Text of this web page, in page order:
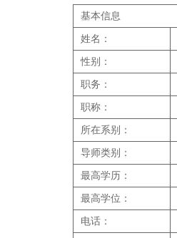
基本信息
姓名：
性别：
职务：
职称：
所在系别：
导师类别：
最高学历：
最高学位：
电话：